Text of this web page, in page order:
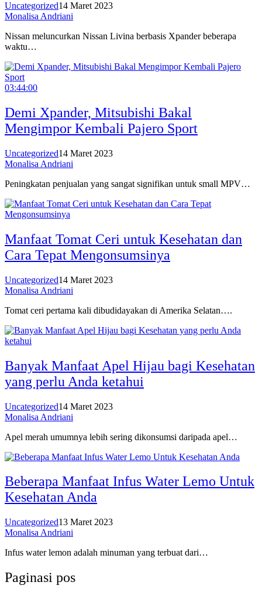
Uncategorized14 Maret 2023
Monalisa Andriani
Nissan meluncurkan Nissan Livina berbasis Xpander beberapa
waktu…
03:44:00
Demi Xpander, Mitsubishi Bakal
Mengimpor Kembali Pajero Sport
Uncategorized14 Maret 2023
Monalisa Andriani
Peningkatan penjualan yang sangat signifikan untuk small MPV…
Manfaat Tomat Ceri untuk Kesehatan dan
Cara Tepat Mengonsumsinya
Uncategorized14 Maret 2023
Monalisa Andriani
Tomat ceri pertama kali dibudidayakan di Amerika Selatan….
Banyak Manfaat Apel Hijau bagi Kesehatan
yang perlu Anda ketahui
Uncategorized14 Maret 2023
Monalisa Andriani
Apel merah umumnya lebih sering dikonsumsi daripada apel…
Beberapa Manfaat Infus Water Lemo Untuk
Kesehatan Anda
Uncategorized13 Maret 2023
Monalisa Andriani
Infus water lemon adalah minuman yang terbuat dari…
Paginasi pos